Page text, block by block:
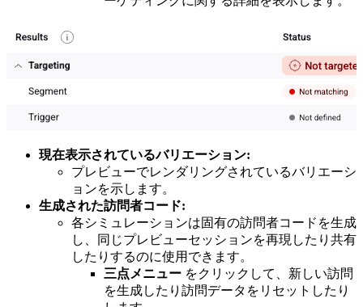
現在表示されているバリエーション:
プレビューでレンダリングされているバリエーシ
ョンを示します。
生成された訪問者コード:
各シミュレーションは固有の訪問者コードを生成
し、同じプレビューセッションを再現したり共有
したりするのに使用できます。
三点メニュー をクリックして、新しい訪問
を生成したり訪問データをリセットしたり